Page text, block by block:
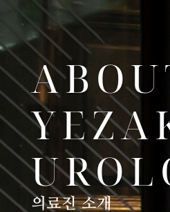
의료진 소개